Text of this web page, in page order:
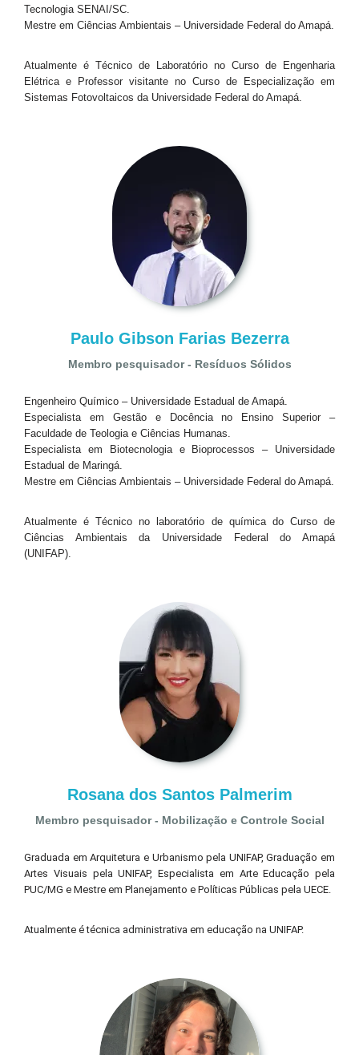
Tecnologia SENAI/SC.
Mestre em Ciências Ambientais – Universidade Federal do Amapá.
Atualmente é Técnico de Laboratório no Curso de Engenharia
Elétrica e Professor visitante no Curso de Especialização em
Sistemas Fotovoltaicos da Universidade Federal do Amapá.
Paulo Gibson Farias Bezerra
Membro pesquisador - Resíduos Sólidos
Engenheiro Químico – Universidade Estadual de Amapá.
Especialista em Gestão e Docência no Ensino Superior –
Faculdade de Teologia e Ciências Humanas.
Especialista em Biotecnologia e Bioprocessos – Universidade
Estadual de Maringá.
Mestre em Ciências Ambientais – Universidade Federal do Amapá.
Atualmente é Técnico no laboratório de química do Curso de
Ciências Ambientais da Universidade Federal do Amapá
(UNIFAP).
Rosana dos Santos Palmerim
Membro pesquisador - Mobilização e Controle Social
Graduada em Arquitetura e Urbanismo pela UNIFAP, Graduação em
Artes Visuais pela UNIFAP, Especialista em Arte Educação pela
PUC/MG e Mestre em Planejamento e Políticas Públicas pela UECE.
Atualmente é técnica administrativa em educação na UNIFAP.